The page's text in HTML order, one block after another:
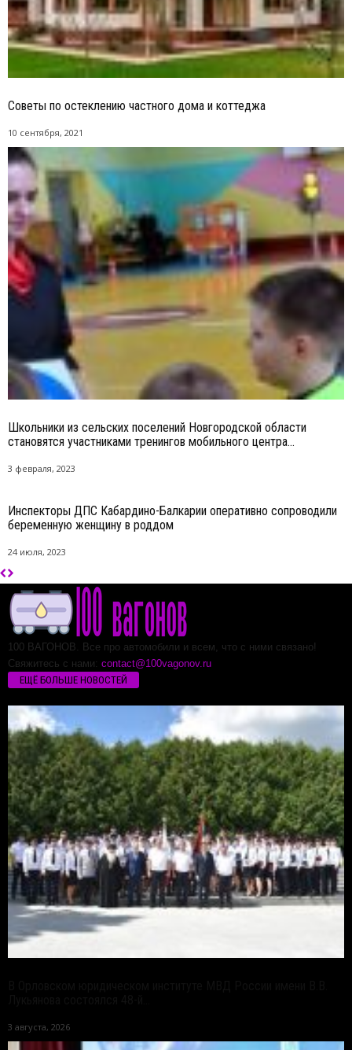
Советы по остеклению частного дома и коттеджа
10 сентября, 2021
Школьники из сельских поселений Новгородской области
становятся участниками тренингов мобильного центра...
3 февраля, 2023
Инспекторы ДПС Кабардино-Балкарии оперативно сопроводили
беременную женщину в роддом
24 июля, 2023
100 ВАГОНОВ. Все про автомобили и всем, что с ними связано!
Свяжитесь с нами: contact@100vagonov.ru
ЕЩЁ БОЛЬШЕ НОВОСТЕЙ
3 августа, 2026